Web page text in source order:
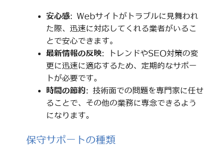
安心感: Webサイトがトラブルに見舞われ
た際、迅速に対応してくれる業者がいるこ
とで安心できます。
最新情報の反映: トレンドやSEO対策の変
更に迅速に適応するため、定期的なサポー
トが必要です。
時間の節約: 技術面での問題を専門家に任せ
ることで、その他の業務に専念できるよう
になります。
保守サポートの種類